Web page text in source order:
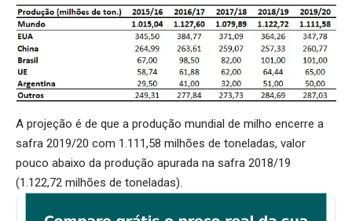
A projeção é de que a produção mundial de milho encerre a
safra 2019/20 com 1.111,58 milhões de toneladas, valor
pouco abaixo da produção apurada na safra 2018/19
(1.122,72 milhões de toneladas).